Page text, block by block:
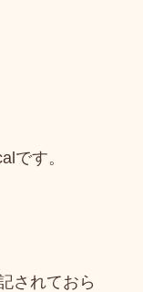
です。
されておら